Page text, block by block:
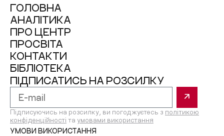
ГОЛОВНА
АНАЛІТИКА
ПРО ЦЕНТР
ПРОСВІТА
КОНТАКТИ
БІБЛІОТЕКА
ПІДПИСАТИСЬ НА РОЗСИЛКУ
Підписуючись на розсилку, ви погоджуєтесь з політикою
конфіденційності та умовами використання
УМОВИ ВИКОРИСТАННЯ